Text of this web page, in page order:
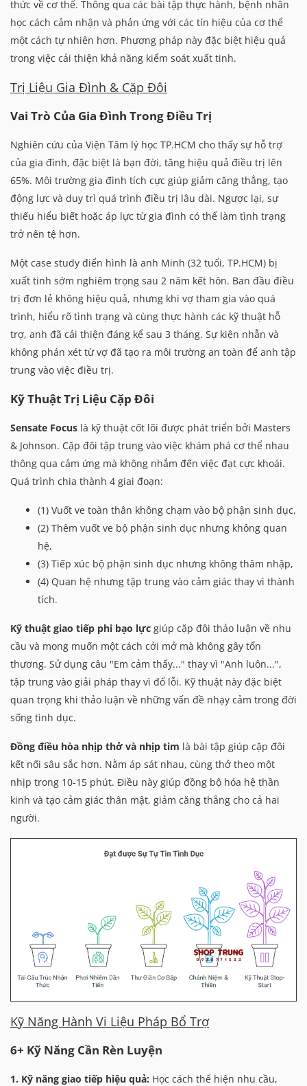
thức về cơ thể. Thông qua các bài tập thực hành, bệnh nhân
học cách cảm nhận và phản ứng với các tín hiệu của cơ thể
một cách tự nhiên hơn. Phương pháp này đặc biệt hiệu quả
trong việc cải thiện khả năng kiểm soát xuất tinh.
Trị Liệu Gia Đình & Cặp Đôi
Vai Trò Của Gia Đình Trong Điều Trị
Nghiên cứu của Viện Tâm lý học TP.HCM cho thấy sự hỗ trợ
của gia đình, đặc biệt là bạn đời, tăng hiệu quả điều trị lên
65%. Môi trường gia đình tích cực giúp giảm căng thẳng, tạo
động lực và duy trì quá trình điều trị lâu dài. Ngược lại, sự
thiếu hiểu biết hoặc áp lực từ gia đình có thể làm tình trạng
trở nên tệ hơn.
Một case study điển hình là anh Minh (32 tuổi, TP.HCM) bị
xuất tinh sớm nghiêm trọng sau 2 năm kết hôn. Ban đầu điều
trị đơn lẻ không hiệu quả, nhưng khi vợ tham gia vào quá
trình, hiểu rõ tình trạng và cùng thực hành các kỹ thuật hỗ
trợ, anh đã cải thiện đáng kể sau 3 tháng. Sự kiên nhẫn và
không phán xét từ vợ đã tạo ra môi trường an toàn để anh tập
trung vào việc điều trị.
Kỹ Thuật Trị Liệu Cặp Đôi
Sensate Focus là kỹ thuật cốt lõi được phát triển bởi Masters
& Johnson. Cặp đôi tập trung vào việc khám phá cơ thể nhau
thông qua cảm ứng mà không nhắm đến việc đạt cực khoái.
Quá trình chia thành 4 giai đoạn:
(1) Vuốt ve toàn thân không chạm vào bộ phận sinh dục,
(2) Thêm vuốt ve bộ phận sinh dục nhưng không quan
hệ,
(3) Tiếp xúc bộ phận sinh dục nhưng không thâm nhập,
(4) Quan hệ nhưng tập trung vào cảm giác thay vì thành
tích.
Kỹ thuật giao tiếp phi bạo lực giúp cặp đôi thảo luận về nhu
cầu và mong muốn một cách cởi mở mà không gây tổn
thương. Sử dụng câu "Em cảm thấy..." thay vì "Anh luôn...",
tập trung vào giải pháp thay vì đổ lỗi. Kỹ thuật này đặc biệt
quan trọng khi thảo luận về những vấn đề nhạy cảm trong đời
sống tình dục.
Đồng điều hòa nhịp thở và nhịp tim là bài tập giúp cặp đôi
kết nối sâu sắc hơn. Nằm áp sát nhau, cùng thở theo một
nhịp trong 10-15 phút. Điều này giúp đồng bộ hóa hệ thần
kinh và tạo cảm giác thân mật, giảm căng thẳng cho cả hai
người.
Kỹ Năng Hành Vi Liệu Pháp Bổ Trợ
6+ Kỹ Năng Cần Rèn Luyện
1. Kỹ năng giao tiếp hiệu quả: Học cách thể hiện nhu cầu,